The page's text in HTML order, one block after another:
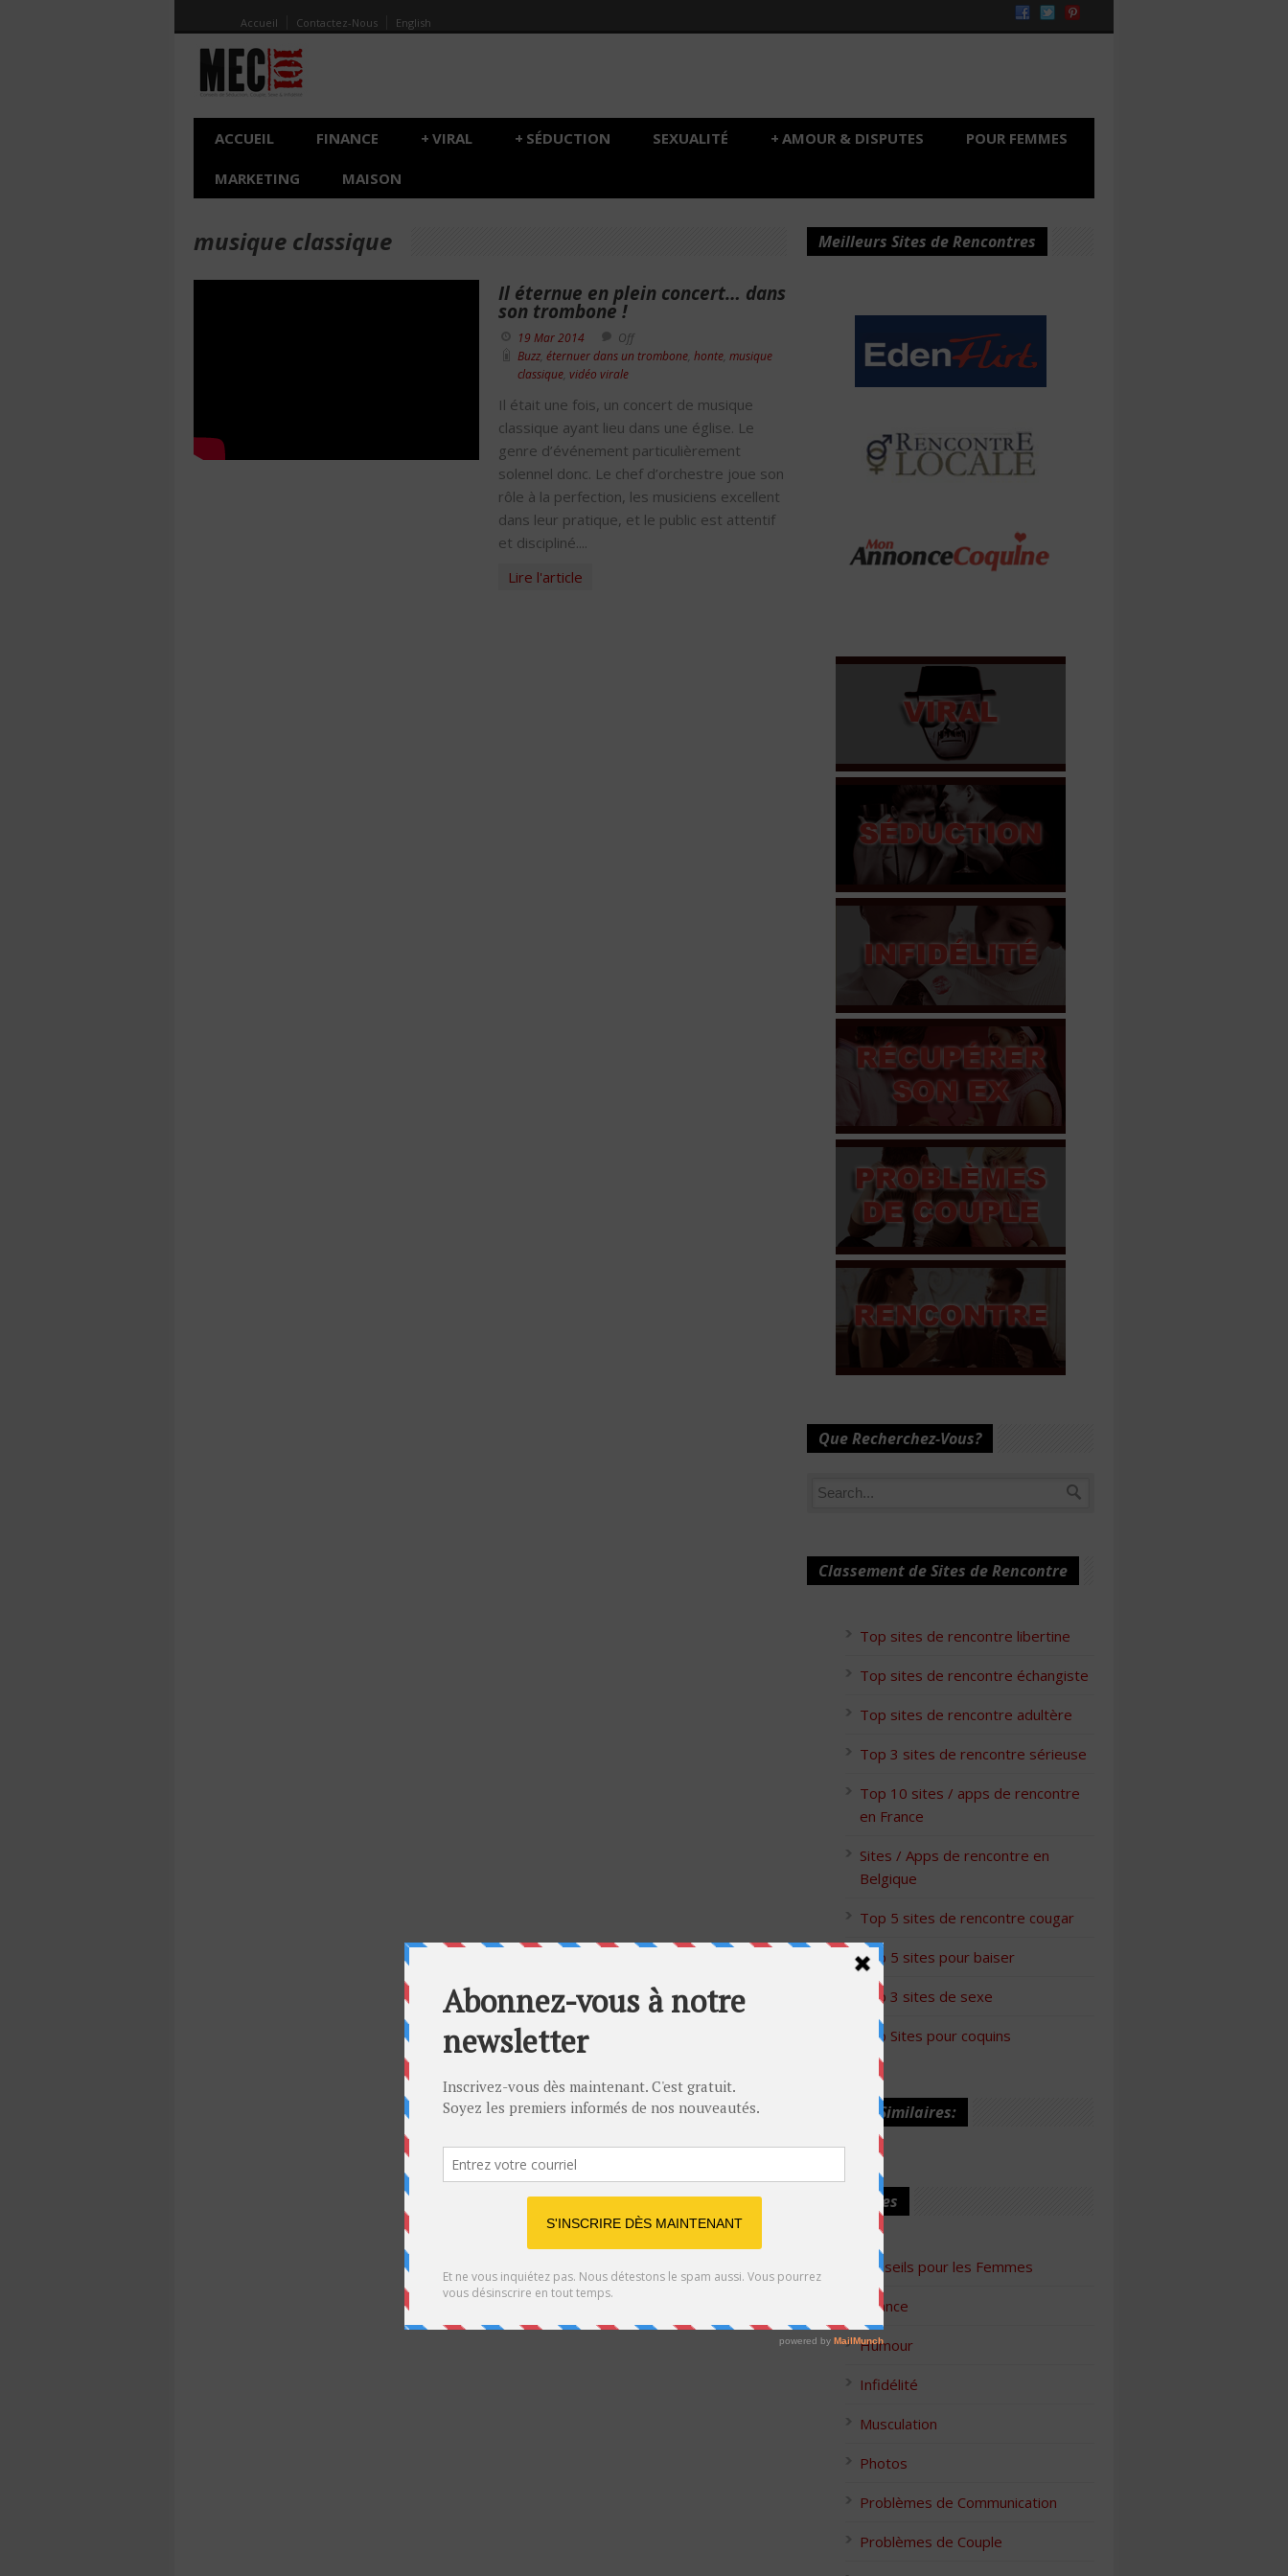
Accueil Contactez-Nous English
ACCUEIL FINANCE VIRAL
+ SÉDUCTION
+ SEXUALITÉ AMOUR & DISPUTES
+ POUR FEMMES
MARKETING MAISON
musique classique
Il éternue en plein concert… dans
son trombone !
19 Mar 2014
Off
Buzz, éternuer dans un trombone, honte, musique
classique, vidéo virale
Il était une fois, un concert de musique
classique ayant lieu dans une église. Le
genre d’événement particulièrement
solennel donc. Le chef d’orchestre joue son
rôle à la perfection, les musiciens excellent
dans leur pratique, et le public est attentif
et discipliné....
Lire l'article
Meilleurs Sites de Rencontres
Que Recherchez-Vous?
Classement de Sites de Rencontre
Top sites de rencontre libertine
Top sites de rencontre échangiste
Top sites de rencontre adultère
Top 3 sites de rencontre sérieuse
Top 10 sites / apps de rencontre
en France
Sites / Apps de rencontre en
Belgique
Top 5 sites de rencontre cougar
Top 5 sites pour baiser
Top 3 sites de sexe
Top Sites pour coquins
Articles Similaires:
Catégories
Conseils pour les Femmes
Finance
Humour
Infidélité
Musculation
Photos
Problèmes de Communication
Problèmes de Couple